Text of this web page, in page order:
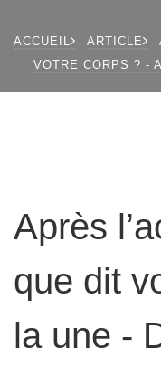
ACCUEIL ARTICLE
VOTRE CORPS ? -
Après
que dit
la une -